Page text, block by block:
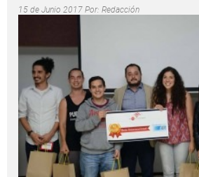
15 de Junio 2017 Por: Redacción